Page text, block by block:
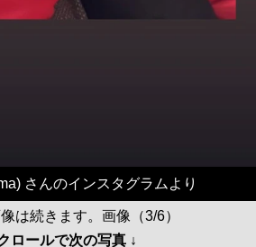
さんのインスタグラムより
は続きます。画像（3/6）
ロールで次の写真 ↓